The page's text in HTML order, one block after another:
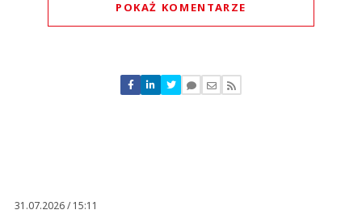
POKAŻ KOMENTARZE
Nie znaleziono komentarzy
Zostaw swoje komentarze
31.07.2026 / 15:11